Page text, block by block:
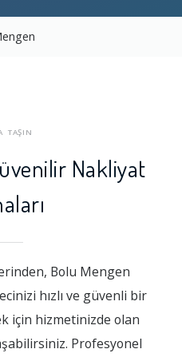
TAŞIN
Nakliyat
Bolu Mengen
hızlı ve güvenli bir
için hizmetinizde olan
Profesyonel